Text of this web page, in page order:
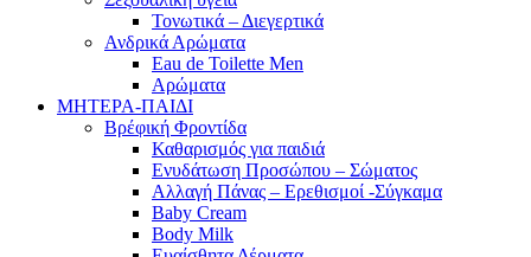
Τονωτικά – Διεγερτικά
Ανδρικά Αρώματα
Eau de Toilette Men
Αρώματα
ΜΗΤΕΡΑ-ΠΑΙΔΙ
Βρέφική Φροντίδα
Καθαρισμός για παιδιά
Ενυδάτωση Προσώπου – Σώματος
Αλλαγή Πάνας – Ερεθισμοί -Σύγκαμα
Baby Cream
Body Milk